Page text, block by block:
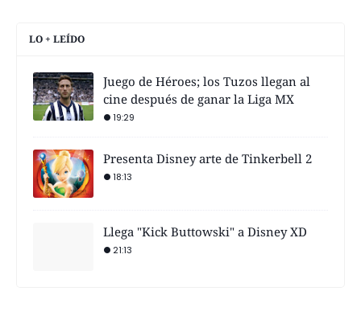
LO + LEÍDO
Juego de Héroes; los Tuzos llegan al
cine después de ganar la Liga MX
19:29
Presenta Disney arte de Tinkerbell 2
18:13
Llega "Kick Buttowski" a Disney XD
21:13